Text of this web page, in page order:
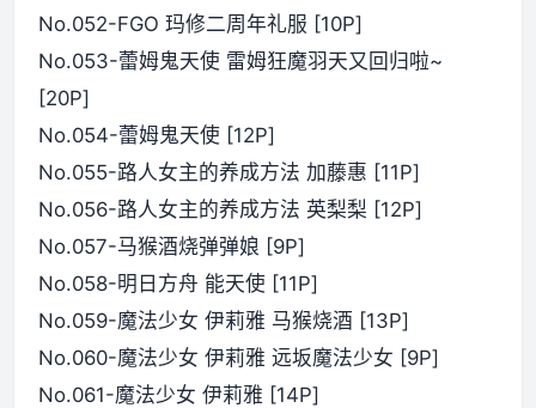
No.052-FGO 玛修二周年礼服 [10P]
No.053-蕾姆鬼天使 雷姆狂魔羽天又回归啦~
[20P]
No.054-蕾姆鬼天使 [12P]
No.055-路人女主的养成方法 加藤惠 [11P]
No.056-路人女主的养成方法 英梨梨 [12P]
No.057-马猴酒烧弹弹娘 [9P]
No.058-明日方舟 能天使 [11P]
No.059-魔法少女 伊莉雅 马猴烧酒 [13P]
No.060-魔法少女 伊莉雅 远坂魔法少女 [9P]
No.061-魔法少女 伊莉雅 [14P]